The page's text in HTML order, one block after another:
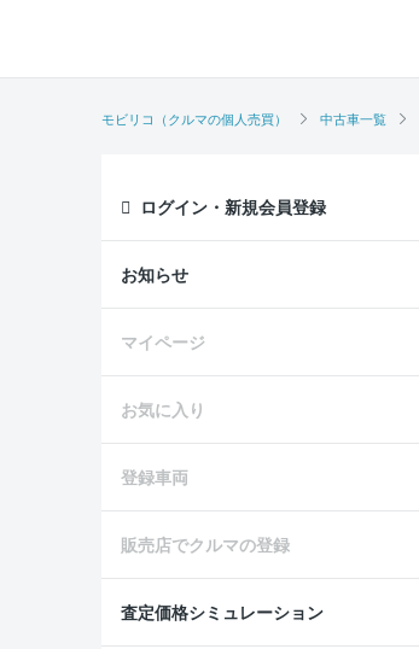
モビリコ（クルマの個人売買） 中古車一覧
ログイン・新規会員登録
お知らせ
マイページ
お気に入り
登録車両
販売店でクルマの登録
査定価格シミュレーション